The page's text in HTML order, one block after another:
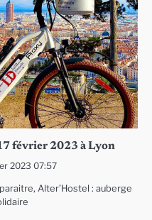
février 2023 à Lyon
2023 07:57
Alter’Hostel : auberge